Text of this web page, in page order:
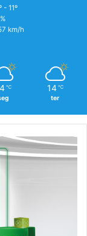
- 11º
km/h
℃ 14 ℃
ter